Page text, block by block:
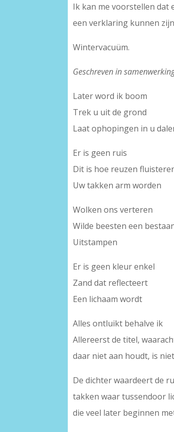
Ik kan me voorstellen dat
een verklaring kunnen
Wintervacuüm.
Geschreven in
Later word ik boom
Trek u uit de grond
Laat ophopingen in u
Er is geen ruis
Dit is hoe reuzen
Uw takken arm worden
Wolken ons verteren
Wilde beesten een
Uitstampen
Er is geen kleur enkel
Zand dat reflecteert
Een lichaam wordt
Alles ontluikt behalve ik
Allereerst de titel,
daar niet aan houdt, is
De dichter waardeert de
takken waar tussendoor
die veel later beginnen